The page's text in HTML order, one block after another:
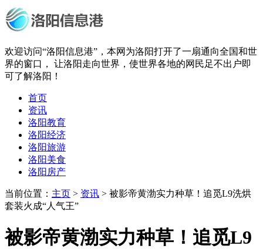
欢迎访问“洛阳信息港”，本网为洛阳打开了一扇通向全国和世
界的窗口， 让洛阳走向世界，使世界各地的网民足不出户即
可了解洛阳！
首页
资讯
洛阳教育
洛阳经济
洛阳旅游
洛阳美食
洛阳房产
当前位置： 主页 > 资讯 > 被影帝黄渤实力种草！追觅L9洗烘
套装火成“人气王”
被影帝黄渤实力种草！追觅L9